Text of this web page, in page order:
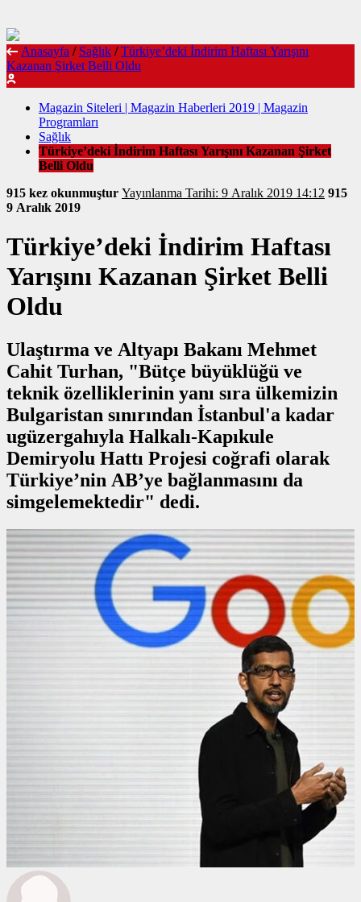
Anasayfa / Sağlık / Türkiye’deki İndirim Haftası Yarışını
Kazanan Şirket Belli Oldu
Magazin Siteleri | Magazin Haberleri 2019 | Magazin
Programları
Sağlık
Türkiye’deki İndirim Haftası Yarışını Kazanan Şirket
Belli Oldu
915 kez okunmuştur
Yayınlanma Tarihi: 9 Aralık 2019 14:12 915
9 Aralık 2019
Türkiye’deki İndirim Haftası
Yarışını Kazanan Şirket Belli
Oldu
Ulaştırma ve Altyapı Bakanı Mehmet
Cahit Turhan, "Bütçe büyüklüğü ve
teknik özelliklerinin yanı sıra ülkemizin
Bulgaristan sınırından İstanbul'a kadar
ugüzergahıyla Halkalı-Kapıkule
Demiryolu Hattı Projesi coğrafi olarak
Türkiye’nin AB’ye bağlanmasını da
simgelemektedir" dedi.